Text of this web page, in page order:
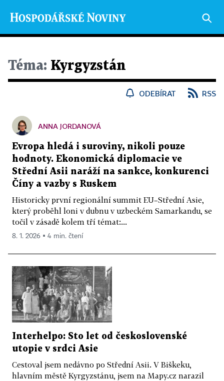
Téma: Kyrgyzstán
ODEBÍRAT RSS
ANNA JORDANOVÁ
Evropa hledá i suroviny, nikoli pouze
hodnoty. Ekonomická diplomacie ve
Střední Asii naráží na sankce, konkurenci
Číny a vazby s Ruskem
Historicky první regionální summit EU–Střední Asie,
který proběhl loni v dubnu v uzbeckém Samarkandu, se
točil v zásadě kolem tří témat:...
8. 1. 2026 ▪ 4 min. čtení
Interhelpo: Sto let od československé
utopie v srdci Asie
Cestoval jsem nedávno po Střední Asii. V Biškeku,
hlavním městě Kyrgyzstánu, jsem na Mapy.cz narazil